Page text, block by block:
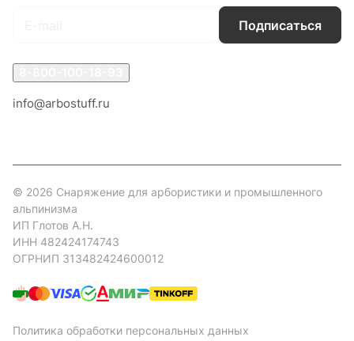
Подписаться
info@arbostuff.ru
© 2026 Снаряжение для арбористики и промышленного
альпинизма
ИП Глотов А.Н.
ИНН 482424174743
ОГРНИП 313482424600012
Политика обработки персональных данных